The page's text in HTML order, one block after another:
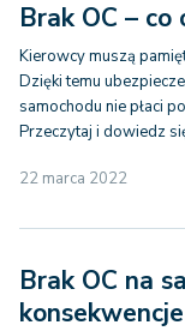
Brak OC –
Kierowcy muszą
Dzięki temu
samochodu nie płaci
Przeczytaj i dowiedz
22 marca 2022
Brak OC na
konsekwencje